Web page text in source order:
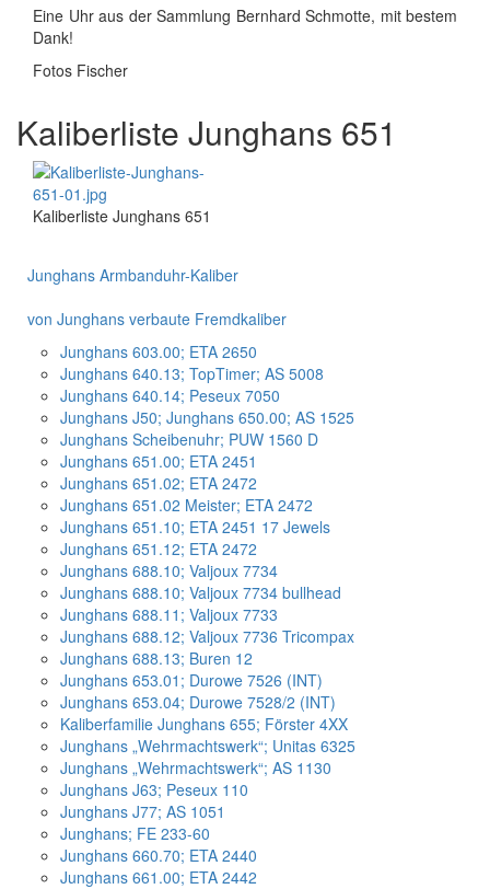
Eine Uhr aus der Sammlung Bernhard Schmotte, mit bestem
Dank!
Fotos Fischer
Kaliberliste Junghans 651
Kaliberliste Junghans 651
Junghans Armbanduhr-Kaliber
von Junghans verbaute Fremdkaliber
Junghans 603.00; ETA 2650
Junghans 640.13; TopTimer; AS 5008
Junghans 640.14; Peseux 7050
Junghans J50; Junghans 650.00; AS 1525
Junghans Scheibenuhr; PUW 1560 D
Junghans 651.00; ETA 2451
Junghans 651.02; ETA 2472
Junghans 651.02 Meister; ETA 2472
Junghans 651.10; ETA 2451 17 Jewels
Junghans 651.12; ETA 2472
Junghans 688.10; Valjoux 7734
Junghans 688.10; Valjoux 7734 bullhead
Junghans 688.11; Valjoux 7733
Junghans 688.12; Valjoux 7736 Tricompax
Junghans 688.13; Buren 12
Junghans 653.01; Durowe 7526 (INT)
Junghans 653.04; Durowe 7528/2 (INT)
Kaliberfamilie Junghans 655; Förster 4XX
Junghans „Wehrmachtswerk“; Unitas 6325
Junghans „Wehrmachtswerk“; AS 1130
Junghans J63; Peseux 110
Junghans J77; AS 1051
Junghans; FE 233-60
Junghans 660.70; ETA 2440
Junghans 661.00; ETA 2442